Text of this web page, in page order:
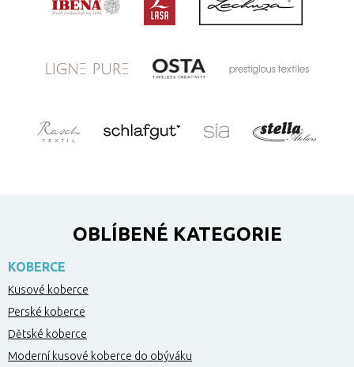
OBLÍBENÉ KATEGORIE
KOBERCE
Kusové koberce
Perské koberce
Dětské koberce
Moderní kusové koberce do obýváku